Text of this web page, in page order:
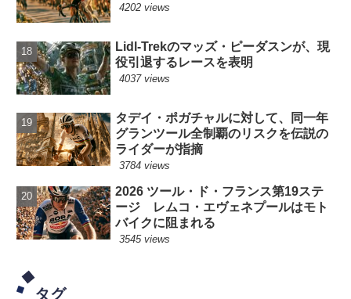
4202 views
Lidl-Trekのマッズ・ピーダスンが、現
役引退するレースを表明
4037 views
タデイ・ポガチャルに対して、同一年
グランツール全制覇のリスクを伝説の
ライダーが指摘
3784 views
2026 ツール・ド・フランス第19ステ
ージ レムコ・エヴェネプールはモト
バイクに阻まれる
3545 views
タグ